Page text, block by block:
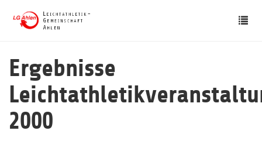
Ergebnisse
2000